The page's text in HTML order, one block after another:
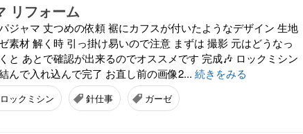
リフォーム
ジャマ 丈つめの依頼 裾にカフスが付いたようなデザイン 生地
素材 解く時 引っ掛け易いので注意 まずは 撮影 元はどうなっ
と あとで確認が出来るのでオススメです 完成🎶 ロックミシン
んで入れ込んで完了 お直し前の画像2... 続きをみる
ロックミシン 針仕事 ガーゼ